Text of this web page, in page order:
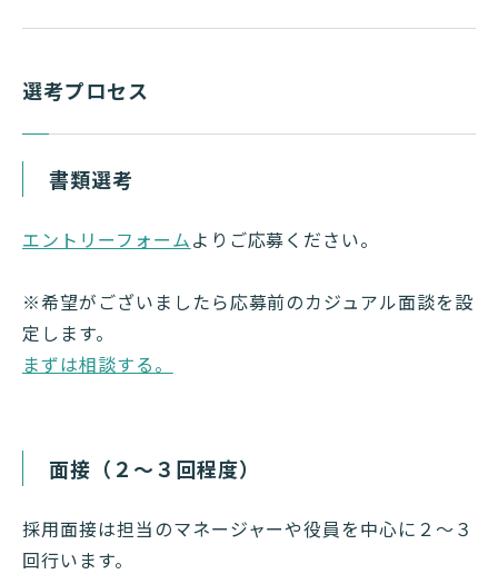
選考プロセス
書類選考
エントリーフォームよりご応募ください。
※希望がございましたら応募前のカジュアル面談を設
定します。
まずは相談する。
面接（２～３回程度）
採用面接は担当のマネージャーや役員を中心に２〜３
回行います。